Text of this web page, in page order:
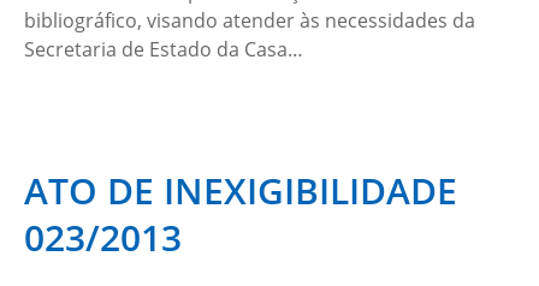
bibliográfico, visando atender às necessidades da
Secretaria de Estado da Casa…
ATO DE INEXIGIBILIDADE
023/2013